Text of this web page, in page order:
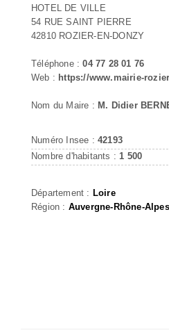
HOTEL DE VILLE
54 RUE SAINT PIERRE
42810 ROZIER-EN-DONZY
Téléphone :04 77 28 01 76
Web : https://www.mairie-
Nom du Maire : M. Didier
Numéro Insee : 42193
Nombre d'habitants : 1 500
Département : Loire
Région : Auvergne-Rhône-Alpes